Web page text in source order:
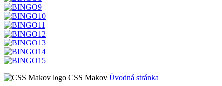
CSS Makov Úvodná stránka